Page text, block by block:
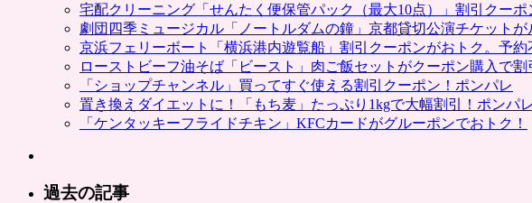
宅配クリーニング「せんたく便保管パック（最大10点）」割引クー
劇団四季ミュージカル「ノートルダムの鐘」京都貸切公演チケット
京浜フェリーボート「横浜港内遊覧船」割引クーポンがおトク。予約
ローストビーフ油そば「ビースト」肉ご飯セットがクーポン購入で割
「ショップチャンネル」買ってすぐ使える割引クーポン！ポンパレ
置き換えダイエットに！「もち麦」たっぷり1kgで大幅割引！ポンパレ
「ケンタッキーフライドチキン」KFCカードがグルーポンでおトク！
過去の記事